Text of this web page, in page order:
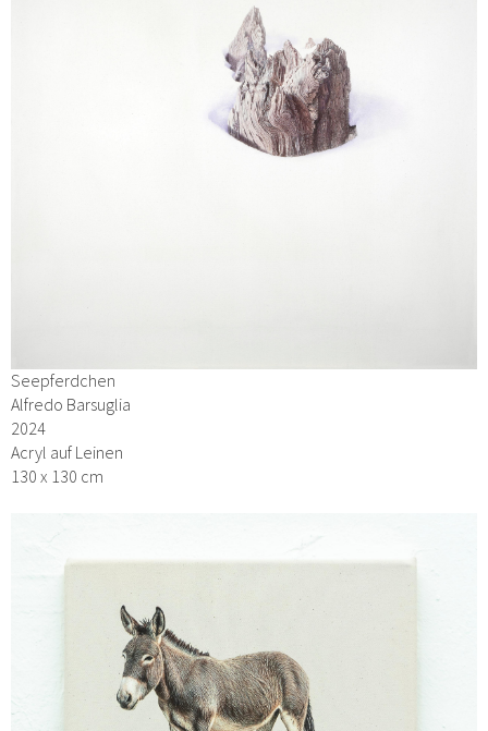
Seepferdchen
Alfredo Barsuglia
2024
Acryl auf Leinen
130 x 130 cm